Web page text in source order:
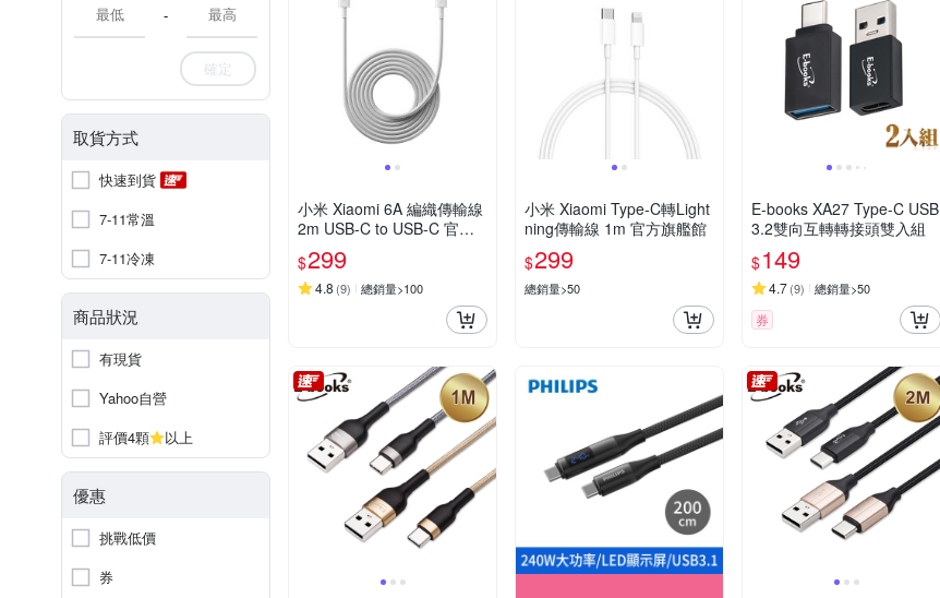
-
確定
取貨方式
快速到貨
7-11常溫
7-11冷凍
商品狀況
有現貨
Yahoo自營
評價4顆
以上
優惠
挑戰低價
券
小米 Xiaomi 6A 編織傳輸線
2m USB-C to USB-C 官方
旗艦館
$299
4.8 (9) 總銷量>100
小米 Xiaomi Type-C轉Light
ning傳輸線 1m 官方旗艦館
$299
總銷量>50
E-books XA27 Type-C USB
3.2雙向互轉轉接頭雙入組
$149
4.7(9) 總銷量>50
券